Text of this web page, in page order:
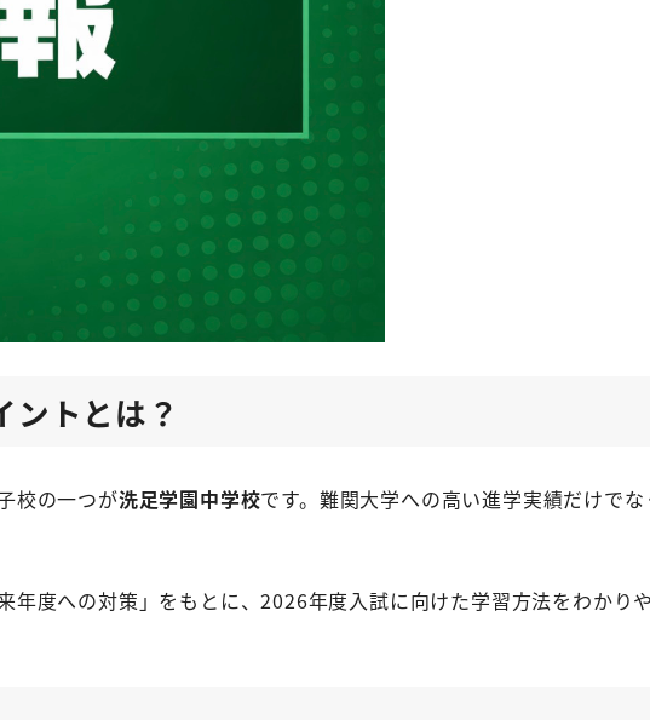
ントとは？
校の一つが洗足学園中学校です。難関大学への高い進学実績だけで
年度への対策」をもとに、2026年度入試に向けた学習方法をわかり